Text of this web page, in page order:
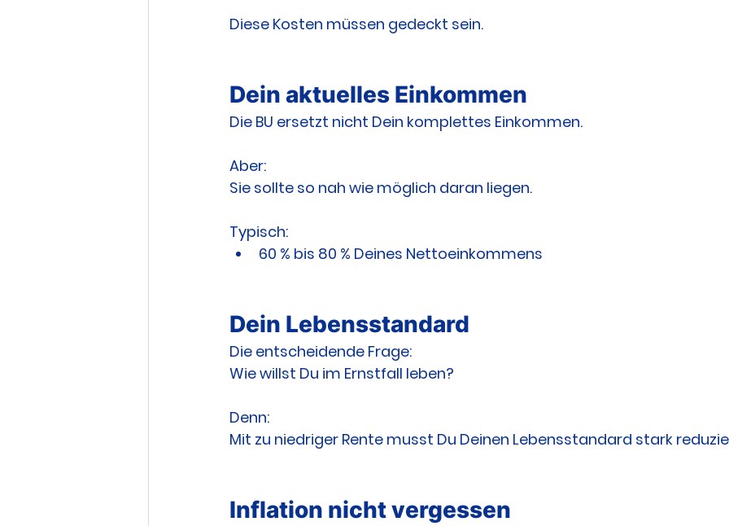
Diese Kosten müssen gedeckt sein.
Dein aktuelles Einkommen
Die BU ersetzt nicht Dein komplettes Einkommen.
Aber:
Sie sollte so nah wie möglich daran liegen.
Typisch:
60 % bis 80 % Deines Nettoeinkommens
Dein Lebensstandard
Die entscheidende Frage:
Wie willst Du im Ernstfall leben?
Denn:
Mit zu niedriger Rente musst Du Deinen Lebensstandard stark
Inflation nicht vergessen